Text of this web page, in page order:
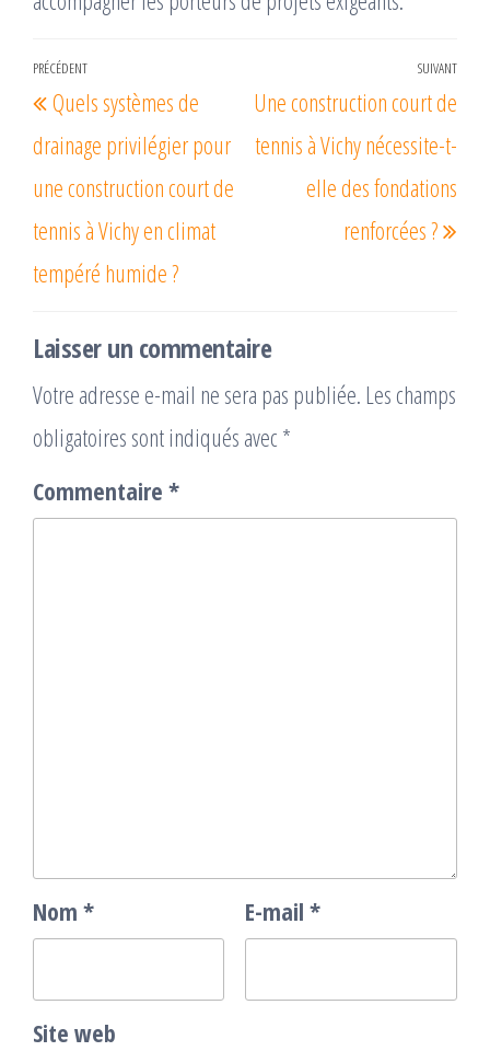
Navigation
de
l’article
Article
précédent
PRÉCÉDENT
Quels systèmes de
drainage privilégier pour
une construction court de
tennis à Vichy en climat
tempéré humide ?
SUIVANT
Une construction court de
tennis à Vichy nécessite-t-
elle des fondations
renforcées ?
Laisser un commentaire
Votre adresse e-mail ne sera pas publiée. Les champs
obligatoires sont indiqués avec *
Commentaire *
Nom * E-mail *
Site web